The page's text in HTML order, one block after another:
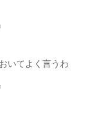
いてよく言うわ